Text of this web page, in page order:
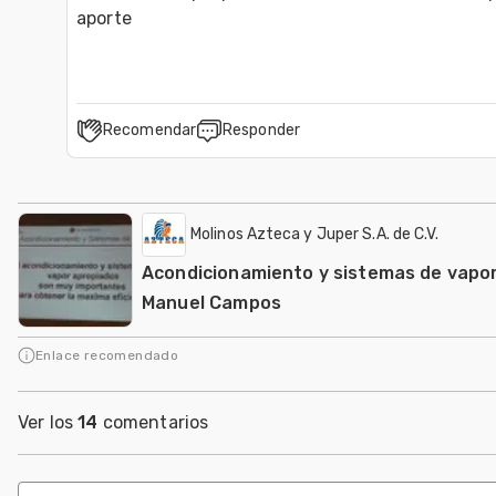
aporte
Recomendar Responder
Molinos Azteca y Juper S.A. de C.V.
Acondicionamiento y sistemas de
Manuel Campos
Enlace recomendado
Ver los14 comentarios